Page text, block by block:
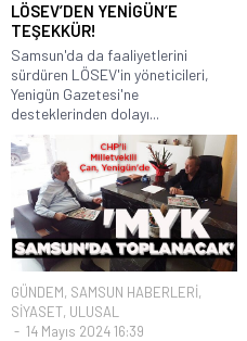
LÖSEV’DEN YENİGÜN’E
TEŞEKKÜR!
Samsun'da da faaliyetlerini
sürdüren LÖSEV'in yöneticileri,
Yenigün Gazetesi'ne
desteklerinden dolayı...
GÜNDEM, SAMSUN HABERLERİ,
SİYASET, ULUSAL
14 Mayıs 2024 16:39